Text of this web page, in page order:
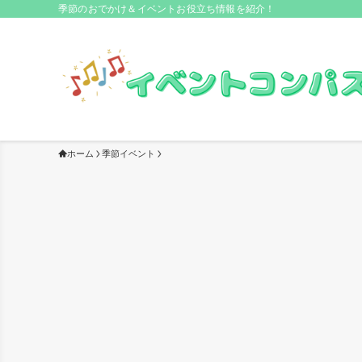
季節のおでかけ＆イベントお役立ち情報を紹介！
ホーム 季節イベント